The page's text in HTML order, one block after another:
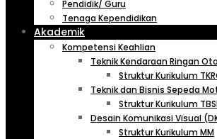
Pendidik/ Guru
Tenaga Kependidikan
Akademik
Kompetensi Keahlian
Teknik Kendaraan Ringan
Struktur Kurikulum
Teknik dan Bisnis Sepeda
Struktur Kurikulum
Desain Komunikasi Visual
Struktur Kurikulum MM